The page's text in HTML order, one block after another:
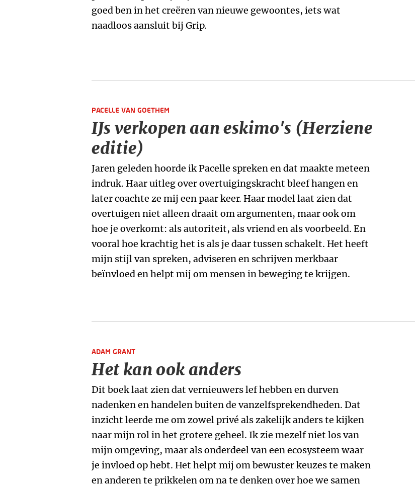
goed ben in het creëren van nieuwe gewoontes, iets wat
naadloos aansluit bij Grip.
PACELLE VAN GOETHEM
IJs verkopen aan eskimo's (Herziene
editie)
Jaren geleden hoorde ik Pacelle spreken en dat maakte meteen
indruk. Haar uitleg over overtuigingskracht bleef hangen en
later coachte ze mij een paar keer. Haar model laat zien dat
overtuigen niet alleen draait om argumenten, maar ook om
hoe je overkomt: als autoriteit, als vriend en als voorbeeld. En
vooral hoe krachtig het is als je daar tussen schakelt. Het heeft
mijn stijl van spreken, adviseren en schrijven merkbaar
beïnvloed en helpt mij om mensen in beweging te krijgen.
ADAM GRANT
Het kan ook anders
Dit boek laat zien dat vernieuwers lef hebben en durven
nadenken en handelen buiten de vanzelfsprekendheden. Dat
inzicht leerde me om zowel privé als zakelijk anders te kijken
naar mijn rol in het grotere geheel. Ik zie mezelf niet los van
mijn omgeving, maar als onderdeel van een ecosysteem waar
je invloed op hebt. Het helpt mij om bewuster keuzes te maken
en anderen te prikkelen om na te denken over hoe we samen